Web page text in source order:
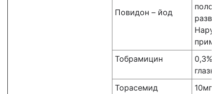
Повидон – йод
Тобрамицин
0,3%
Торасемид
10мг